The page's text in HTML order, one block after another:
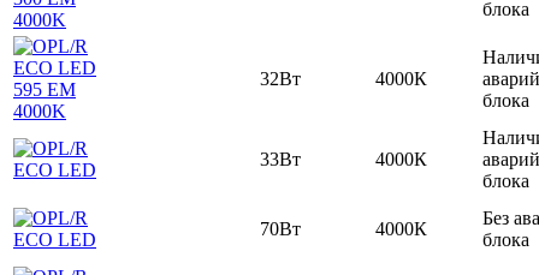
блока
32Вт 4000К
блока
33Вт 4000К
блока
70Вт 4000К
Без
блока